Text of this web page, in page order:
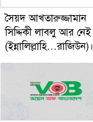
সৈয়দ আখতারুজ্জামান
সিদ্দিকী লাবলু আর নেই
(ইন্নালিল্লাহি…রাজিউন)।